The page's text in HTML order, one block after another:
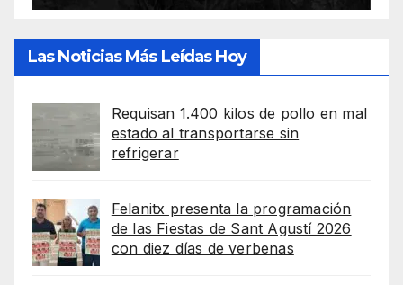
Las Noticias Más Leídas Hoy
Requisan 1.400 kilos de pollo en mal
estado al transportarse sin
refrigerar
Felanitx presenta la programación
de las Fiestas de Sant Agustí 2026
con diez días de verbenas